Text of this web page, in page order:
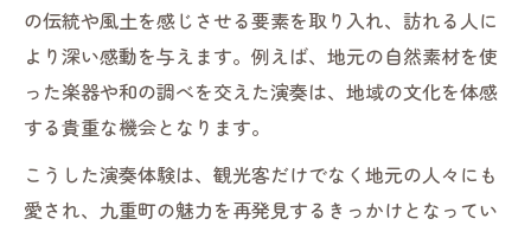
の伝統や風土を感じさせる要素を取り入れ、訪れる人に
より深い感動を与えます。例えば、地元の自然素材を使
った楽器や和の調べを交えた演奏は、地域の文化を体感
する貴重な機会となります。
こうした演奏体験は、観光客だけでなく地元の人々にも
愛され、九重町の魅力を再発見するきっかけとなってい